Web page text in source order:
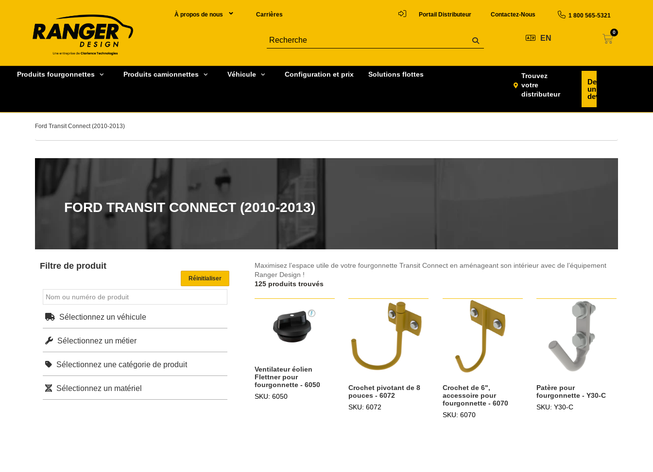
À propos de nous Carrières Portail Distributeur Contactez-Nous 1 800 565-5321
EN
0
Produits fourgonnettes Produits camionnettes Véhicule Configuration et prix Solutions flottes
Trouvez
votre
distributeur
Demander
un
devis
Ford Transit Connect (2010-2013)
FORD TRANSIT CONNECT (2010-2013)
Maximisez l’espace utile de votre fourgonnette Transit Connect en aménageant son intérieur avec de l’équipement
Ranger Design !
125 produits trouvés
Ventilateur éolien
Flettner pour
fourgonnette - 6050
SKU: 6050
Crochet pivotant de 8
pouces - 6072
SKU: 6072
Crochet de 6",
accessoire pour
fourgonnette - 6070
SKU: 6070
Patère pour
fourgonnette - Y30-C
SKU: Y30-C
Filtre de produit
Sélectionnez un véhicule
Sélectionnez un métier
Sélectionnez une catégorie de produit
Sélectionnez un matériel